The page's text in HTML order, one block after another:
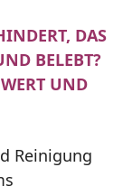
DAS
BELEBT?
UND
Reinigung